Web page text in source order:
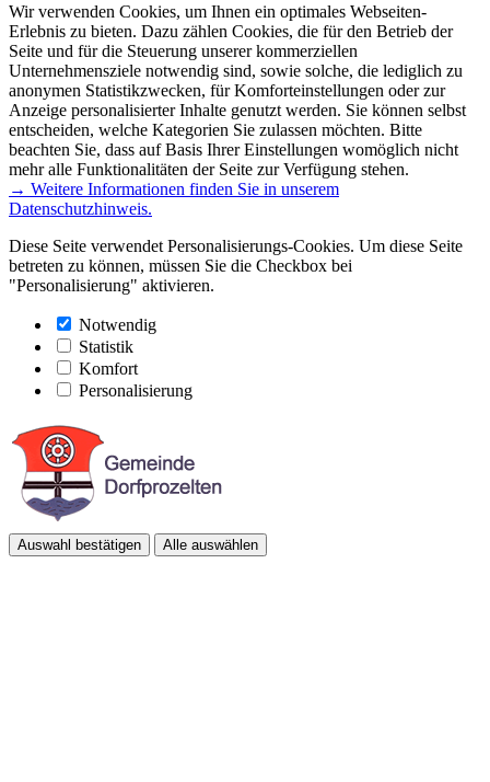
Wir verwenden Cookies, um Ihnen ein optimales Webseiten-
Erlebnis zu bieten. Dazu zählen Cookies, die für den Betrieb der
Seite und für die Steuerung unserer kommerziellen
Unternehmensziele notwendig sind, sowie solche, die lediglich zu
anonymen Statistikzwecken, für Komforteinstellungen oder zur
Anzeige personalisierter Inhalte genutzt werden. Sie können selbst
entscheiden, welche Kategorien Sie zulassen möchten. Bitte
beachten Sie, dass auf Basis Ihrer Einstellungen womöglich nicht
mehr alle Funktionalitäten der Seite zur Verfügung stehen.
→ Weitere Informationen finden Sie in unserem
Datenschutzhinweis.
Diese Seite verwendet Personalisierungs-Cookies. Um diese Seite
betreten zu können, müssen Sie die Checkbox bei
"Personalisierung" aktivieren.
Notwendig
Statistik
Komfort
Personalisierung
Auswahl bestätigen Alle auswählen